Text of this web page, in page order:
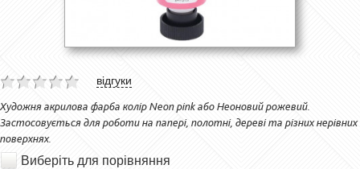
відгуки
Художня акрилова фарба колір Neon pink або Неоновий рожевий.
Застосовується для роботи на папері, полотні, дереві та різних нерівних
поверхнях.
Виберіть для порівняння